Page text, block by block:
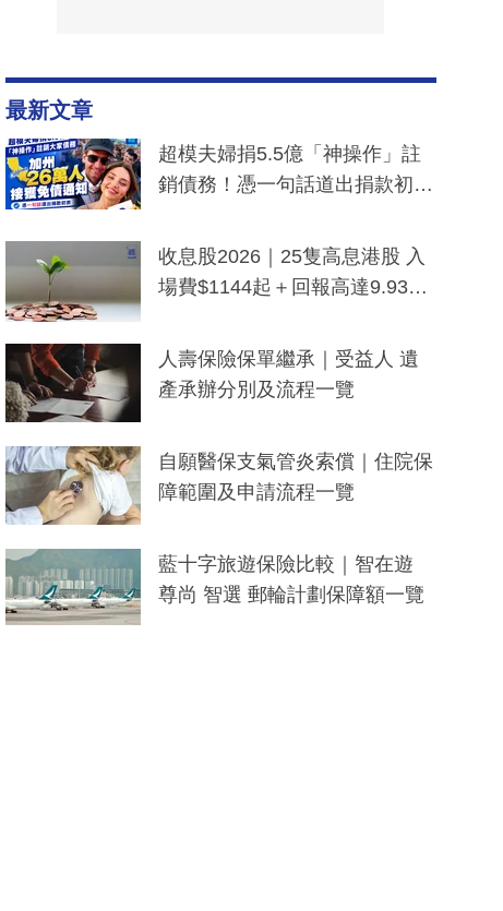
最新文章
超模夫婦捐5.5億「神操作」註
銷債務！憑一句話道出捐款初
一度被誤當詐騙手段
收息股2026｜25隻高息港股 入
場費$1144起＋回報高達9.93
人壽保險保單繼承｜受益人 遺
產承辦分別及流程一覽
自願醫保支氣管炎索償｜住院保
障範圍及申請流程一覽
藍十字旅遊保險比較｜智在遊
尊尚 智選 郵輪計劃保障額一覽